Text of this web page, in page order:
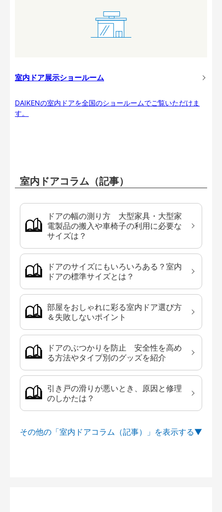
室内ドア展示ショールーム
DAIKENの室内ドアを全国のショールームでご覧いただけま
す。
室内ドアコラム（記事）
ドアの幅の測り方 大型家具・大型家
電製品の搬入や車椅子の利用に必要な
サイズは？
ドアのサイズにもいろいろある？室内
ドアの標準サイズとは？
部屋をおしゃれに彩る室内ドア選び方
＆失敗しないポイント
ドアのぶつかりを防止 安全性を高め
る方法やタイプ別のグッズを紹介
引き戸の滑りが悪いとき、原因と修理
のしかたは？
その他の「室内ドアコラム（記事）」を